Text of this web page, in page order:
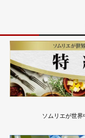
ソムリエが世